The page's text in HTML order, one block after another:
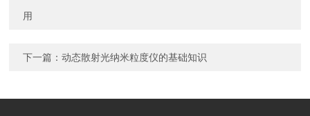
用
下一篇：动态散射光纳米粒度仪的基础知识